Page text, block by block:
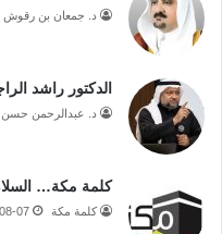
د. جمعان بن رقوش
الدكتور راشد
د. عبدالرحمن
كلمة مكة… السلام
كلمة مكة 07